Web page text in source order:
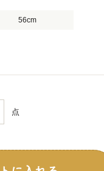
56cm
点